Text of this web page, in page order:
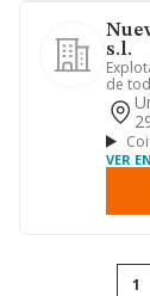
s.l.
de
VER
1